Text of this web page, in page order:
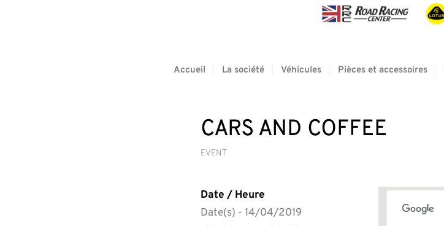
Accueil La société Véhicules Pièces et accessoires
CARS AND COFFEE
EVENT
Date / Heure
Date(s) - 14/04/2019